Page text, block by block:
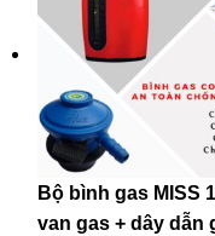
Bộ bình gas MISS
van gas + dây dẫn